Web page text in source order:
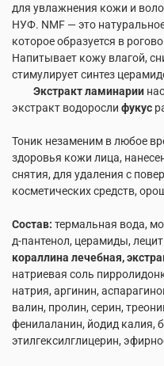
для увлажнения кожи и
НУФ. NMF — это
которое образуется в
Напитывает кожу влагой,
стимулирует синтез
Экстракт ламинарии
экстракт водоросли фукус
Тоник незаменим в любое
здоровья кожи лица,
снятия, для удаления с
косметических средств,
Состав: термальная вода,
д-пантенол, церамиды,
кораллина лечебная,
натриевая соль
натрия, аргинин,
валин, пролин, серин,
фенилаланин, йодид калия,
этилгексилглицерин,